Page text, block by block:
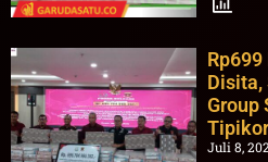
Disita,
Group
Juli 8,